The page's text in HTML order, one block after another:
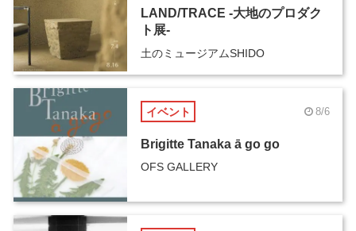
LAND/TRACE -大地のプロダク
ト展-
土のミュージアムSHIDO
イベント 8/6
Brigitte Tanaka ā go go
OFS GALLERY